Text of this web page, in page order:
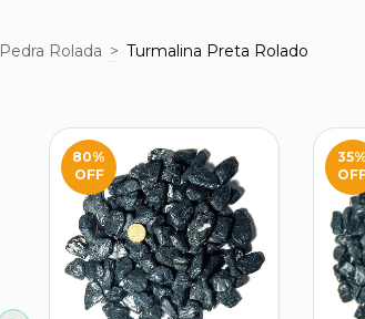
Pedra Rolada > Turmalina Preta Rolado
80%
OFF
35%